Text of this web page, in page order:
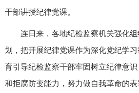
干部讲授纪律党课。
连日来，各地纪检监察机关强化
划，把开展纪律党课作为深化党纪学
育引导纪检监察干部牢固树立纪律意
和拒腐防变能力，努力做自我革命的